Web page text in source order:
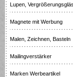
Lupen,
Magnete mit Werbung
Malen, Zeichnen, Basteln
Mailingverstärker
Marken Werbeartikel